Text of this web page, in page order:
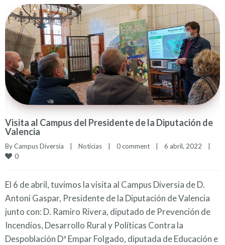
Visita al Campus del Presidente de la Diputación de
Valencia
By Campus Diversia Noticias 0 comment 6 abril, 2022
0
El 6 de abril, tuvimos la visita al Campus Diversia de D.
Antoni Gaspar, Presidente de la Diputación de Valencia
junto con: D. Ramiro Rivera, diputado de Prevención de
Incendios, Desarrollo Rural y Políticas Contra la
Despoblación Dª Empar Folgado, diputada de Educación e